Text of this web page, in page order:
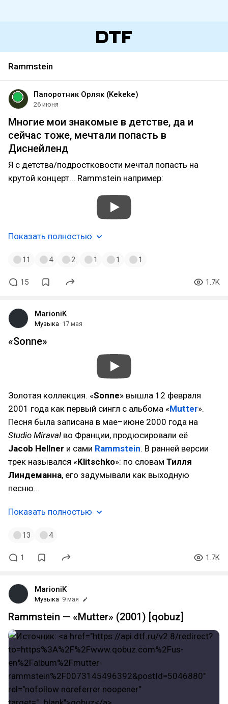
Rammstein
Папоротник Орляк (Kekeke)
26 июня
Многие мои знакомые в детстве, да и
сейчас тоже, мечтали попасть в
Диснейленд
Я с детства/подростковости мечтал попасть на
крутой концерт... Rammstein например:
Показать полностью
11 4 2 1 1 1
15 1.7K
MarioniK
Музыка 17 мая
«Sonne»
Золотая коллекция. «Sonne» вышла 12 февраля
2001 года как первый сингл с альбома «Mutter».
Песня была записана в мае–июне 2000 года на
Studio Miraval во Франции, продюсировали её
Jacob Hellner и сами Rammstein. В ранней версии
трек назывался «Klitschko»: по словам Тилля
Линдеманна, его задумывали как выходную
песню…
Показать полностью
13 4
1 1.7K
MarioniK
Музыка 9 мая
Rammstein — «Mutter» (2001) [qobuz]